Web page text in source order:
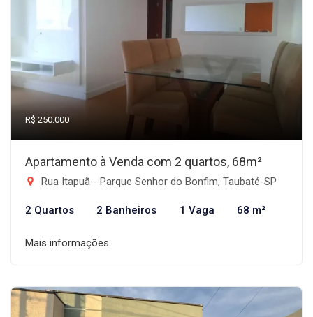
R$ 250.000
Apartamento à Venda com 2 quartos, 68m²
Rua Itapuã - Parque Senhor do Bonfim, Taubaté-SP
2 Quartos 2 Banheiros 1 Vaga 68 m²
Mais informações